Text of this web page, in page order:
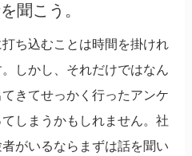
聞こう。
ち込むことは時間を掛けれ
しかし、それだけではなん
きてせっかく行ったアンケ
しまうかもしれません。社
がいるならまずは話を聞い